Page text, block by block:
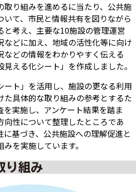
取り組みを進めるに当たり、公共施
いて、市民と情報共有を図りながら
と考え、主要な10施設の管理運営
などに加え、地域の活性化等に向け
などの情報をわかりやすく伝える
見える化シート」を作成しました。
ート」を活用し、施設の更なる利用
た具体的な取り組みの参考とするた
実施し、アンケート結果を踏ま
向性について整理したところであ
に基づき、公共施設への理解促進と
を実施しています。